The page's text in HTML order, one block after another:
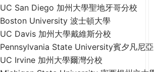
UC San Diego 加州大學聖地牙哥分校
Boston University 波士頓大學
UC Davis 加州大學戴維斯分校
Pennsylvania State University賓夕凡尼
UC Irvine 加州大學爾灣分校